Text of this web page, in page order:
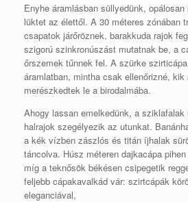
Enyhe áramlásban süllyedünk,
lüktet az élettől. A 30 méteres zónában
csapatok járőröznek, barakkuda rajok
szigorú szinkronúszást mutatnak be, a
őrszemek tűnnek fel. A szürke
áramlatban, mintha csak ellenőrizné,
merészkedtek le a birodalmába.
Ahogy lassan emelkedünk, a
halrajok szegélyezik az utunkat.
a kék vízben zászlós és titán íjhalak
táncolva. Húsz méteren dajkacápa
míg a teknősök békésen csipegetik
feljebb cápakavalkád vár: szirtcápák
eleganciával,